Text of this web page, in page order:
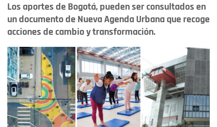
Los aportes de Bogotá, pueden ser consultados en
un documento de Nueva Agenda Urbana que recoge
acciones de cambio y transformación.